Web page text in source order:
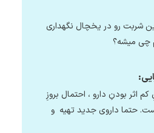
شربت رو در یخچال نگهداری
چی میشه؟
کم اثر بودنِ دارو ، احتمال بروزِ
حتما داروی جدید تهیه و